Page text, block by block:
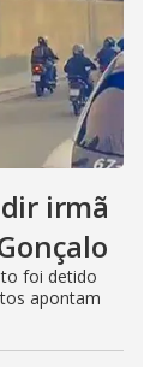
irmã
foi detido
apontam